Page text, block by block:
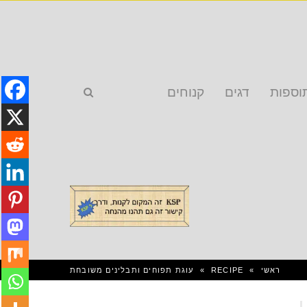
דגים קנוחים
ראשי »
RECIPE
» עוגת תפוחים ותבלינים משובחת